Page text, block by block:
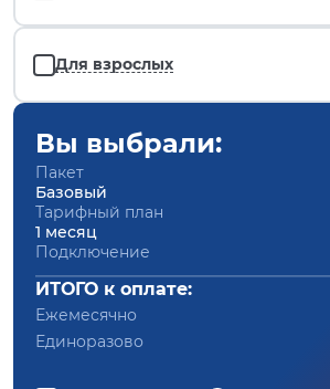
Для взрослых
Вы выбрали:
Пакет
Базовый
Тарифный план
1 месяц
Подключение
ИТОГО к оплате:
Ежемесячно
Единоразово